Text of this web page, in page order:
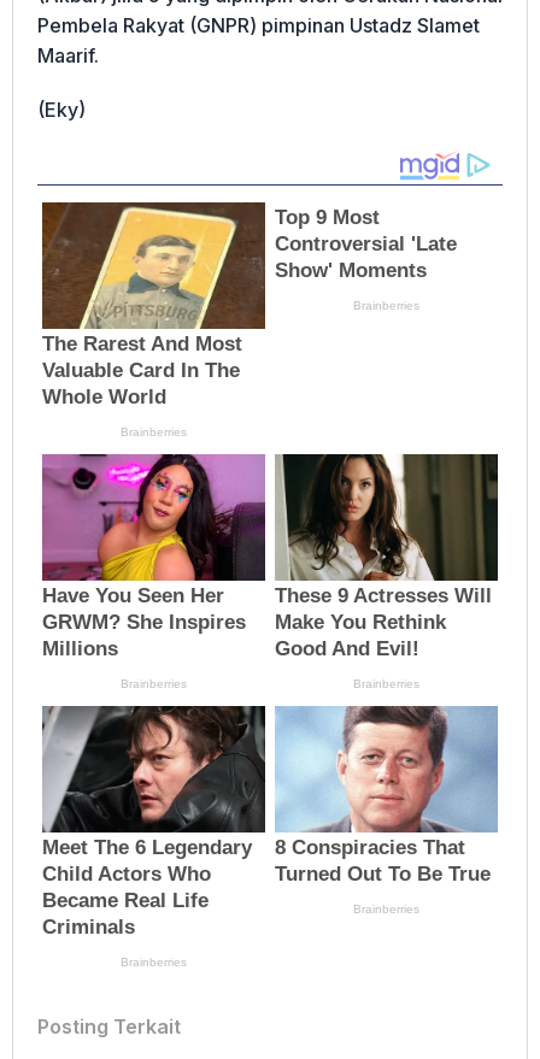
Pembela Rakyat (GNPR) pimpinan Ustadz Slamet
Maarif.
(Eky)
Posting Terkait